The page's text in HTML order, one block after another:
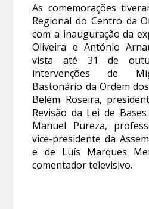
As comemorações
Regional do Centro da
com a inauguração da
Oliveira e António
vista até 31 de
intervenções de
Bastonário da Ordem
Belém Roseira,
Revisão da Lei de
Manuel Pureza,
vice-presidente da
e de Luís Marques
comentador televisivo.